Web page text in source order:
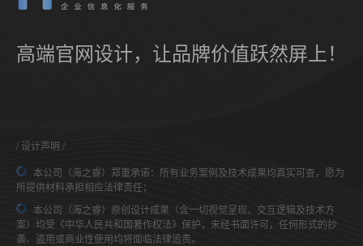
高端官网设计，让品牌价值跃然屏上！
设计声明
本公司（海之睿）郑重承诺：所有业务案例及技术成果均真实可查，愿为
所提供材料承担相应法律责任；
本公司（海之睿）原创设计成果（含一切视觉呈现、交互逻辑及技术方
案）均受《中华人民共和国著作权法》保护，未经书面许可，任何形式的抄
袭、盗用或商业性使用均将面临法律追责。